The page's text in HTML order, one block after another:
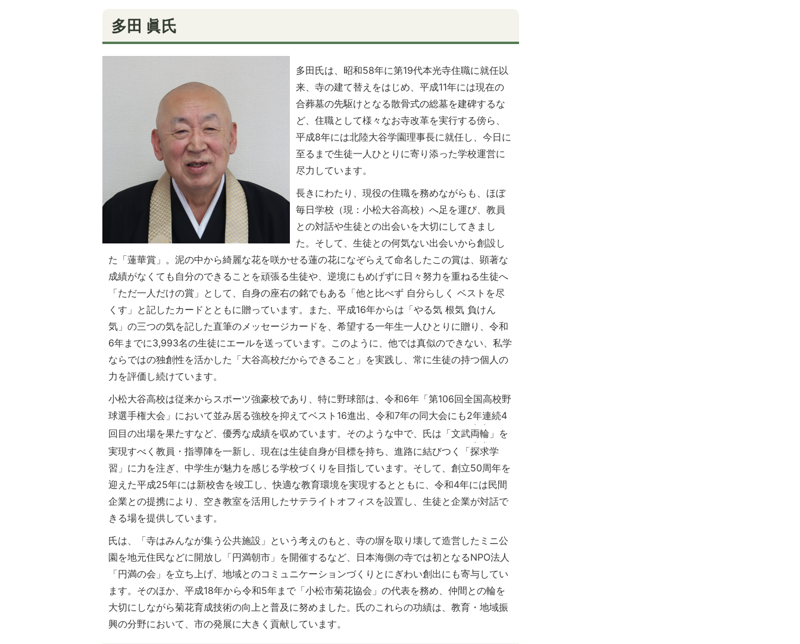
多田 眞氏
多田氏は、昭和58年に第19代本光寺住職に就任以
来、寺の建て替えをはじめ、平成11年には現在の
合葬墓の先駆けとなる散骨式の総墓を建碑するな
ど、住職として様々なお寺改革を実行する傍ら、
平成8年には北陸大谷学園理事長に就任し、今日に
至るまで生徒一人ひとりに寄り添った学校運営に
尽力しています。
長きにわたり、現役の住職を務めながらも、ほぼ
毎日学校（現：小松大谷高校）へ足を運び、教員
との対話や生徒との出会いを大切にしてきまし
た。そして、生徒との何気ない出会いから創設し
た「蓮華賞」。泥の中から綺麗な花を咲かせる蓮の花になぞらえて命名したこの賞は、顕著な
成績がなくても自分のできることを頑張る生徒や、逆境にもめげずに日々努力を重ねる生徒へ
「ただ一人だけの賞」として、自身の座右の銘でもある「他と比べず 自分らしく ベストを尽
くす」と記したカードとともに贈っています。また、平成16年からは「やる気 根気 負けん
気」の三つの気を記した直筆のメッセージカードを、希望する一年生一人ひとりに贈り、令和
6年までに3,993名の生徒にエールを送っています。このように、他では真似のできない、私学
ならではの独創性を活かした「大谷高校だからできること」を実践し、常に生徒の持つ個人の
力を評価し続けています。
小松大谷高校は従来からスポーツ強豪校であり、特に野球部は、令和6年「第106回全国高校野
球選手権大会」において並み居る強校を抑えてベスト16進出、令和7年の同大会にも2年連続4
回目の出場を果たすなど、優秀な成績を収めています。そのような中で、氏は「文武両輪
・・
」を
実現すべく教員・指導陣を一新し、現在は生徒自身が目標を持ち、進路に結びつく「探求
・・
学
習」に力を注ぎ、中学生が魅力を感じる学校づくりを目指しています。そして、創立50周年を
迎えた平成25年には新校舎を竣工し、快適な教育環境を実現するとともに、令和4年には民間
企業との提携により、空き教室を活用したサテライトオフィスを設置し、生徒と企業が対話で
きる場を提供しています。
氏は、「寺はみんなが集う公共施設」という考えのもと、寺の塀を取り壊して造営したミニ公
園を地元住民などに開放し「円満朝市」を開催するなど、日本海側の寺では初となるNPO法人
「円満の会」を立ち上げ、地域とのコミュニケーションづくりとにぎわい創出にも寄与してい
ます。そのほか、平成18年から令和5年まで「小松市菊花協会」の代表を務め、仲間との輪を
大切にしながら菊花育成技術の向上と普及に努めました。氏のこれらの功績は、教育・地域振
興の分野において、市の発展に大きく貢献しています。